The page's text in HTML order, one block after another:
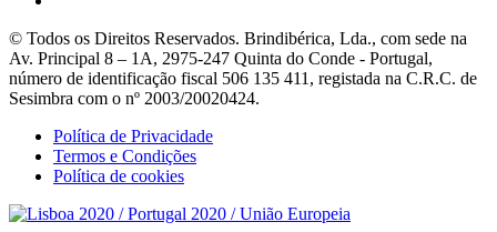
© Todos os Direitos Reservados. Brindibérica, Lda., com sede na
Av. Principal 8 – 1A, 2975-247 Quinta do Conde - Portugal,
número de identificação fiscal 506 135 411, registada na C.R.C. de
Sesimbra com o nº 2003/20020424.
Política de Privacidade
Termos e Condições
Política de cookies